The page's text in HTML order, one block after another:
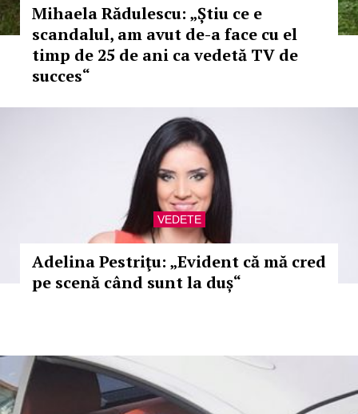
Mihaela Rădulescu: „Știu ce e
scandalul, am avut de-a face cu el
timp de 25 de ani ca vedetă TV de
succes“
VEDETE
Adelina Pestriţu: „Evident că mă cred
pe scenă când sunt la duș“